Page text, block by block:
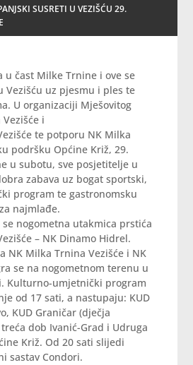
SUSRETI U VEZIŠĆU 29.
u čast Milke Trnine i ove se
Vezišću uz pjesmu i ples te
U organizaciji Mješovitog
i
te potporu NK Milka
podršku Općine Križ, 29.
u subotu, sve posjetitelje u
zabava uz bogat sportski,
program te gastronomsku
najmlađe.
se nogometna utakmica prstića
– NK Dinamo Hidrel.
NK Milka Trnina Vezišće i NK
se na nogometnom terenu u
Kulturno-umjetnički program
od 17 sati, a nastupaju: KUD
KUD Graničar (dječja
dob Ivanić-Grad i Udruga
Križ. Od 20 sati slijedi
sastav Condori.